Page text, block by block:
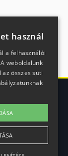
használ
a felhasználói
weboldalunk
összes süti